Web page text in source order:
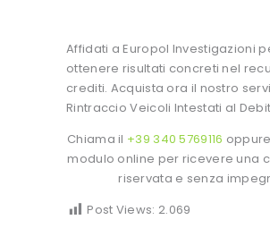
Affidati a Europol Investigazioni
ottenere risultati concreti nel
crediti. Acquista ora il nostro
Rintraccio Veicoli Intestati al
Chiama il +39 340 5769116
modulo online per ricevere una
riservata e senza
Post Views: 2.069